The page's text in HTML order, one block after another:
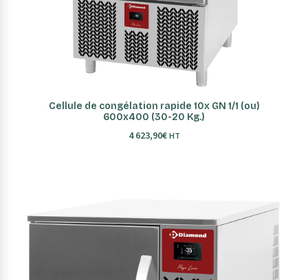
AJOUTER AU PANIER
Cellule de congélation rapide 10x GN 1/1 (ou)
600x400 (30-20 Kg.)
4 623,90€ HT